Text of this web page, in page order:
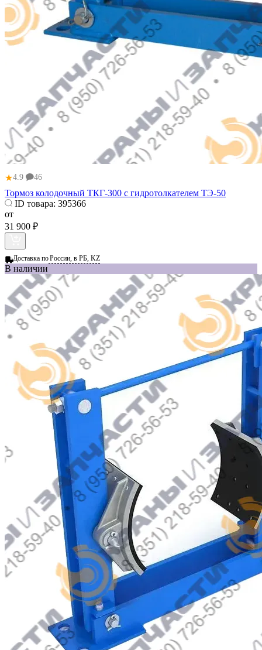
★4.9 46
Тормоз колодочный ТКГ-300 с гидротолкателем ТЭ-50
ID товара: 395366
от
31 900 ₽
Доставка поРоссии, в РБ, KZ
В наличии